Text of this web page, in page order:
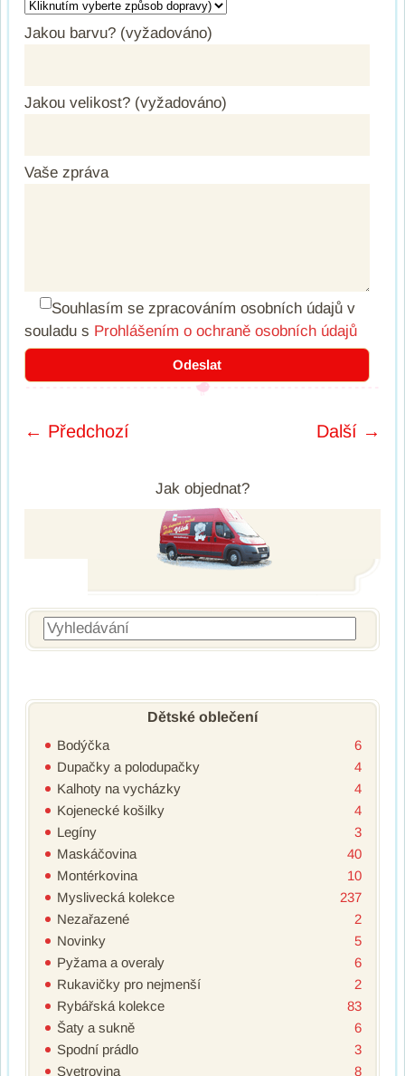
Jakou barvu? (vyžadováno)
Jakou velikost? (vyžadováno)
Vaše zpráva
Souhlasím se zpracováním osobních údajů v
souladu s Prohlášením o ochraně osobních údajů
← Předchozí Další →
Jak objednat?
Vyhledávání
Dětské oblečení
Bodýčka
6
Dupačky a polodupačky
4
Kalhoty na vycházky
4
Kojenecké košilky
4
Legíny
3
Maskáčovina
40
Montérkovina
10
Myslivecká kolekce
237
Nezařazené
2
Novinky
5
Pyžama a overaly
6
Rukavičky pro nejmenší
2
Rybářská kolekce
83
Šaty a sukně
6
Spodní prádlo
3
Svetrovina
8